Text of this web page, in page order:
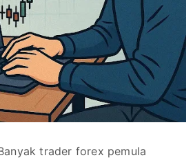
trader forex pemula